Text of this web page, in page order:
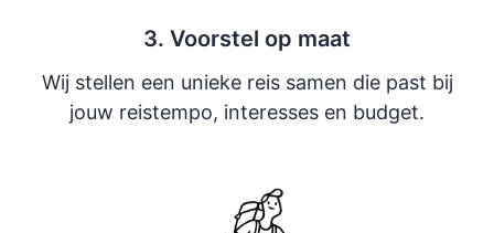
3. Voorstel op maat
Wij stellen een unieke reis samen die past bij
jouw reistempo, interesses en budget.